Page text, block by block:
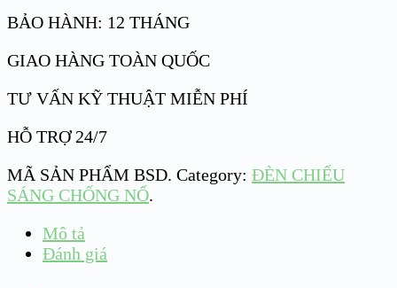
BẢO HÀNH: 12 THÁNG
GIAO HÀNG TOÀN QUỐC
TƯ VẤN KỸ THUẬT MIỄN PHÍ
HỖ TRỢ 24/7
MÃ SẢN PHẨM BSD. Category: ĐÈN CHIẾU
SÁNG CHỐNG NỔ.
Mô tả
Đánh giá